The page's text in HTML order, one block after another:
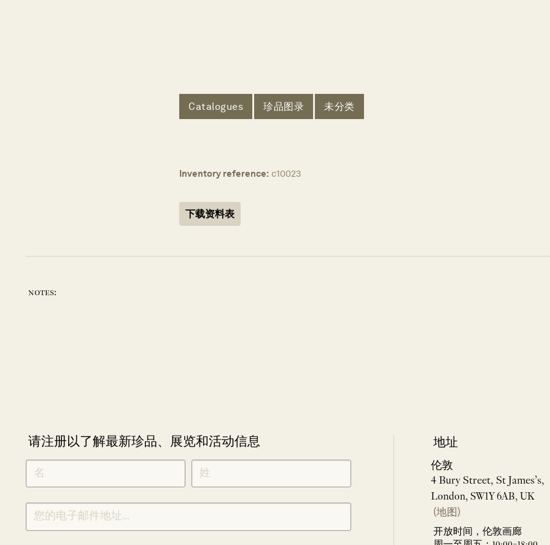
Catalogues 珍品图录 未分类
Inventory reference: c10023
下载资料表
notes:
请注册以了解最新珍品、展览和活动信息
NEWLETTER
SIGNUP
CHINESE
地址
伦敦
4 Bury Street, St James’s,
London, SW1Y 6AB, UK
(地图)
开放时间，伦敦画廊